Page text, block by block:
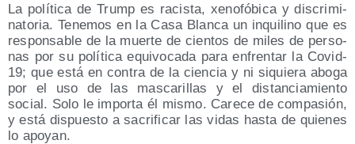
La polí­ti­ca de Trump es racis­ta, xeno­fó­bi­ca y dis­cri­mi­
na­to­ria. Tene­mos en la Casa Blan­ca un inqui­lino que es
res­pon­sa­ble de la muer­te de cien­tos de miles de per­so­
nas por su polí­ti­ca equi­vo­ca­da para enfren­tar la Covid-
19; que está en con­tra de la cien­cia y ni siquie­ra abo­ga
por el uso de las mas­ca­ri­llas y el dis­tan­cia­mien­to
social. Solo le impor­ta él mis­mo. Care­ce de com­pa­sión,
y está dis­pues­to a sacri­fi­car las vidas has­ta de quie­nes
lo apoyan.